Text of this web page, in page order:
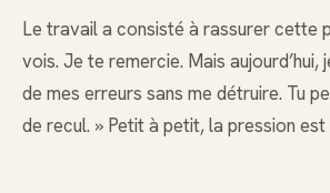
Le travail a consisté à rassurer cette
vois. Je te remercie. Mais aujourd’hui,
de mes erreurs sans me détruire. Tu
de recul. » Petit à petit, la pression est